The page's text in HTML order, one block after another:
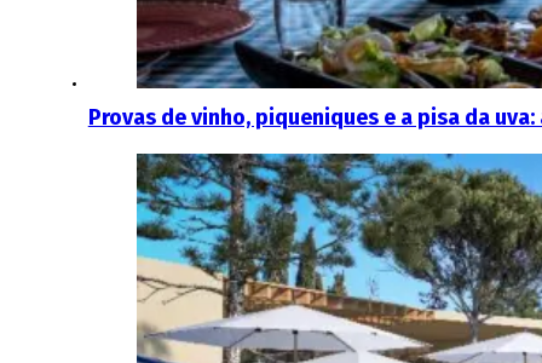
Provas de vinho, piqueniques e a pisa da